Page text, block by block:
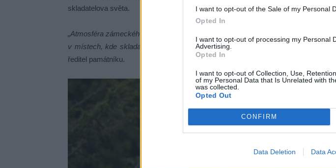
I want to opt-out of the Sale of my Personal
Opted In
I want to opt-out of processing my Personal
Advertising.
Opted In
I want to opt-out of Collection, Use,
of my Personal Data that Is Unrelated with
was collected.
Opted Out
CONFIRM
Data Deletion Data
skladatelova světa.
„Atmosféra zámeckého parku a okolní přírody je nenahraditelná. Když se
v místech, kde skladatel tvořil a nacházel inspiraci, získává celé představení
ředitel památníku.